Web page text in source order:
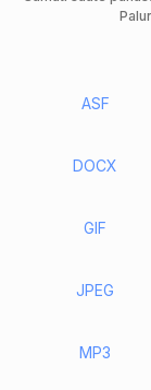
ASF
DOCX
GIF
JPEG
MP3